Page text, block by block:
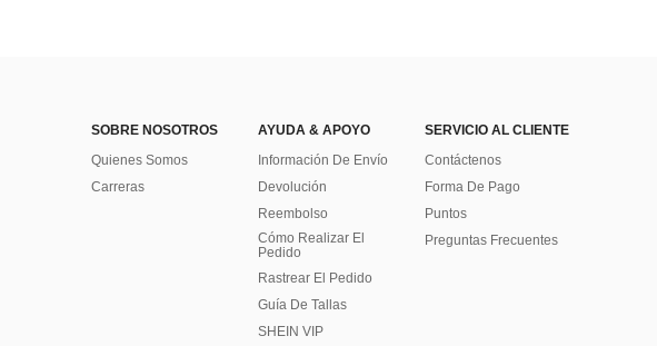
SOBRE NOSOTROS
Quienes Somos
Carreras
AYUDA & APOYO
Información De Envío
Devolución
Reembolso
Cómo Realizar El
Pedido
Rastrear El Pedido
Guía De Tallas
SHEIN VIP
SERVICIO AL CLIENTE
Contáctenos
Forma De Pago
Puntos
Preguntas Frecuentes